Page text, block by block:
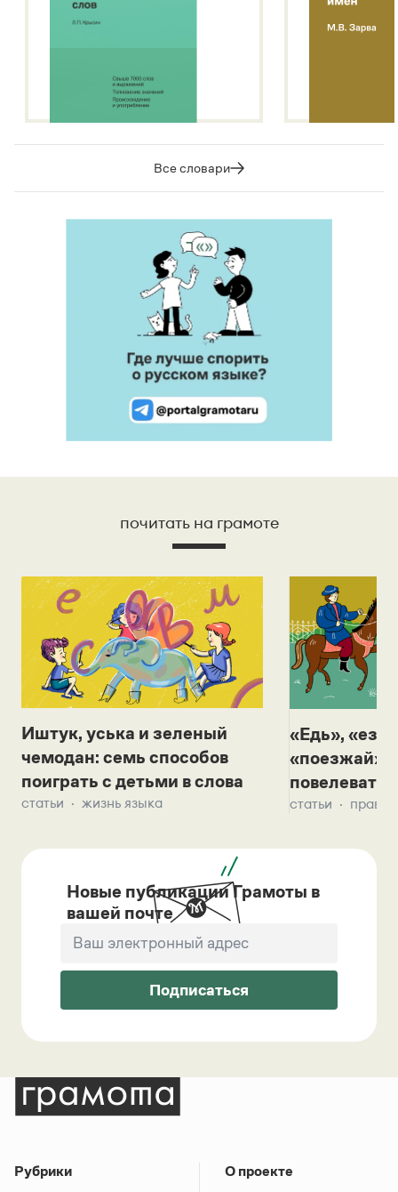
Все словари
почитать на грамоте
Иштук, уська и зеленый
чемодан: семь способов
поиграть с детьми в слова
статьи жизнь языка
«Едь»,
«поезжай»?
повелевать
статьи
Новые публикации Грамоты в
вашей почте
Подписаться
Рубрики О проекте